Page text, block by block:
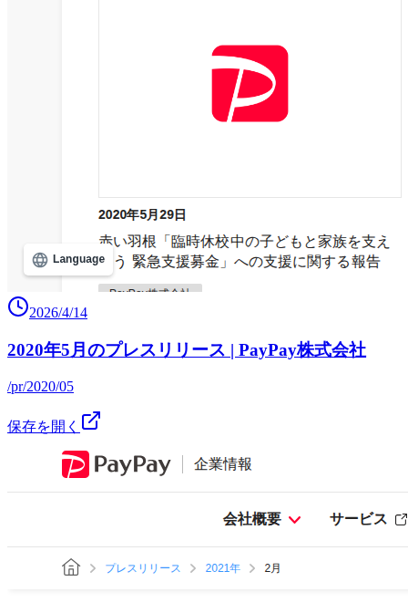
2026/4/14
2020年5月のプレスリリース | PayPay株式会社
/pr/2020/05
保存を開く